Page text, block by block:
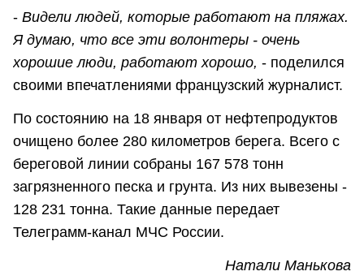
- Видели людей, которые работают на пляжах.
Я думаю, что все эти волонтеры - очень
хорошие люди, работают хорошо, - поделился
своими впечатлениями французский журналист.
По состоянию на 18 января от нефтепродуктов
очищено более 280 километров берега. Всего с
береговой линии собраны 167 578 тонн
загрязненного песка и грунта. Из них вывезены -
128 231 тонна. Такие данные передает
Телеграмм-канал МЧС России.
Натали Манькова